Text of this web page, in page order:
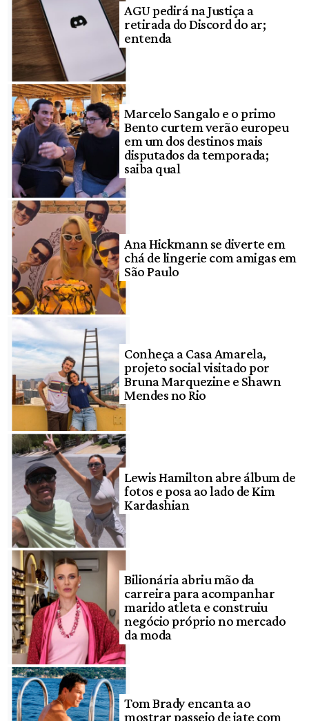
AGU pedirá na Justiça a
retirada do Discord do ar;
entenda
Marcelo Sangalo e o primo
Bento curtem verão europeu
em um dos destinos mais
disputados da temporada;
saiba qual
Ana Hickmann se diverte em
chá de lingerie com amigas em
São Paulo
Conheça a Casa Amarela,
projeto social visitado por
Bruna Marquezine e Shawn
Mendes no Rio
Lewis Hamilton abre álbum de
fotos e posa ao lado de Kim
Kardashian
Bilionária abriu mão da
carreira para acompanhar
marido atleta e construiu
negócio próprio no mercado
da moda
Tom Brady encanta ao
mostrar passeio de iate com